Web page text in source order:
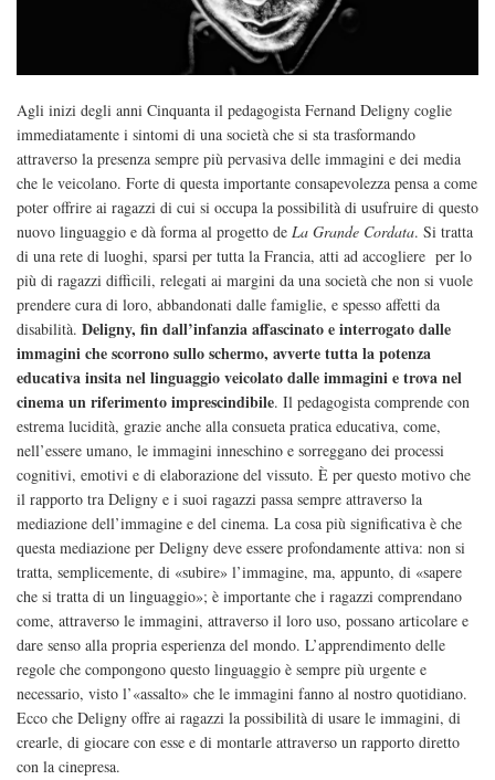
Agli inizi degli anni Cinquanta il pedagogista Fernand Deligny coglie
immediatamente i sintomi di una società che si sta trasformando
attraverso la presenza sempre più pervasiva delle immagini e dei media
che le veicolano. Forte di questa importante consapevolezza pensa a come
poter offrire ai ragazzi di cui si occupa la possibilità di usufruire di questo
nuovo linguaggio e dà forma al progetto de La Grande Cordata. Si tratta
di una rete di luoghi, sparsi per tutta la Francia, atti ad accogliere per lo
più di ragazzi difficili, relegati ai margini da una società che non si vuole
prendere cura di loro, abbandonati dalle famiglie, e spesso affetti da
disabilità. Deligny, fin dall’infanzia affascinato e interrogato dalle
immagini che scorrono sullo schermo, avverte tutta la potenza
educativa insita nel linguaggio veicolato dalle immagini e trova nel
cinema un riferimento imprescindibile. Il pedagogista comprende con
estrema lucidità, grazie anche alla consueta pratica educativa, come,
nell’essere umano, le immagini inneschino e sorreggano dei processi
cognitivi, emotivi e di elaborazione del vissuto. È per questo motivo che
il rapporto tra Deligny e i suoi ragazzi passa sempre attraverso la
mediazione dell’immagine e del cinema. La cosa più significativa è che
questa mediazione per Deligny deve essere profondamente attiva: non si
tratta, semplicemente, di «subire» l’immagine, ma, appunto, di «sapere
che si tratta di un linguaggio»; è importante che i ragazzi comprendano
come, attraverso le immagini, attraverso il loro uso, possano articolare e
dare senso alla propria esperienza del mondo. L’apprendimento delle
regole che compongono questo linguaggio è sempre più urgente e
necessario, visto l’«assalto» che le immagini fanno al nostro quotidiano.
Ecco che Deligny offre ai ragazzi la possibilità di usare le immagini, di
crearle, di giocare con esse e di montarle attraverso un rapporto diretto
con la cinepresa.